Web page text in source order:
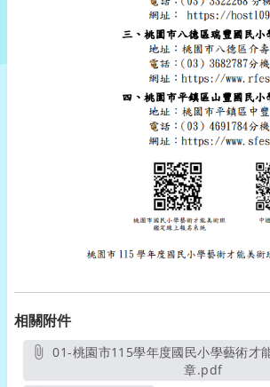
相關附件
01-桃園市115學年度國民小學藝術才能美術班鑑定招生簡
章.pdf另開新視